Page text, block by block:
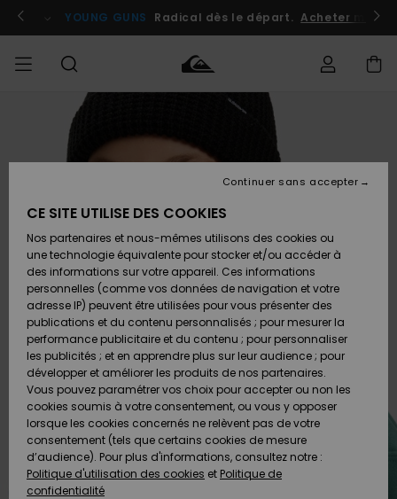
l'information
le
Se connecter / s'inscrire
YOUNG GUNS Radical dès le départ. Acheter
HOMME
Chaussures
& Tongs
Surf
Snow
Nouveautés
Chaussures
& Tongs
Surf
Snow
Nouveautés
FEMME
A
Découvrir
Snow
SURF
Shop
Homme
Surf
Shop
Enfant
Highlights
Communauté
SNOW
Shop
Homme
Snow
Shop
Enfant
Snow
Shop
Femme
A
Découvrir
Communauté
OUTLET
Homme
Enfant
Outlet
Femme
AIDE &
CONTACT
commande
Retours
Paiement
Carte
Cadeau
Quiksilver
Freedom
Protection
des
MAGASINS
CE SITE UTILISE DES COOKIES
Nos partenaires et nous-mêmes utilisons des cookies ou
une technologie équivalente pour stocker et/ou accéder à
des informations sur votre appareil. Ces informations
personnelles (comme vos données de navigation et votre
adresse IP) peuvent être utilisées pour vous présenter des
publications et du contenu personnalisés ; pour mesurer la
performance publicitaire et du contenu ; pour personnaliser
les publicités ; et en apprendre plus sur leur audience ; pour
développer et améliorer les produits de nos partenaires.
Vous pouvez paramétrer vos choix pour accepter ou non les
cookies soumis à votre consentement, ou vous y opposer
lorsque les cookies concernés ne relèvent pas de votre
consentement (tels que certains cookies de mesure
d’audience). Pour plus d'informations, consultez notre :
Politique d'utilisation des cookies et Politique de
confidentialité
Continuer sans accepter